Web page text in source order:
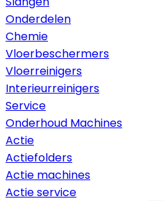
Onderdelen
Chemie
Vloerbeschermers
Vloerreinigers
Interieurreinigers
Service
Onderhoud Machines
Actie
Actiefolders
Actie machines
Actie service